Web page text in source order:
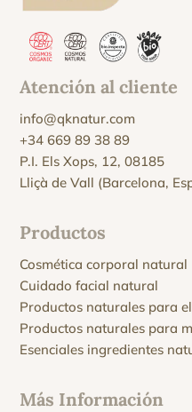
Atención al cliente
info@qknatur.com
+34 669 89 38 89
P.I. Els Xops, 12, 08185
Lliçà de Vall (Barcelona,
Productos
Cosmética corporal natural
Cuidado facial natural
Productos naturales para
Productos naturales para
Esenciales ingredientes
Más Información